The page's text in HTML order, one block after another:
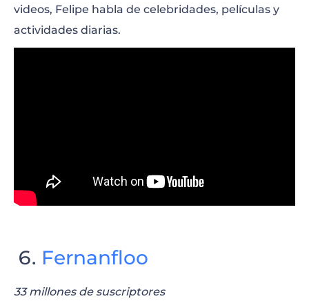
videos, Felipe habla de celebridades, películas y
actividades diarias.
Fernanfloo
33 millones de suscriptores